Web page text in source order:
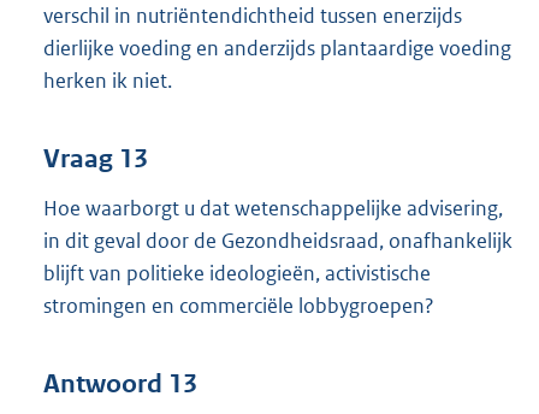
verschil in nutriëntendichtheid tussen enerzijds
dierlijke voeding en anderzijds plantaardige voeding
herken ik niet.
Vraag 13
Hoe waarborgt u dat wetenschappelijke advisering,
in dit geval door de Gezondheidsraad, onafhankelijk
blijft van politieke ideologieën, activistische
stromingen en commerciële lobbygroepen?
Antwoord 13